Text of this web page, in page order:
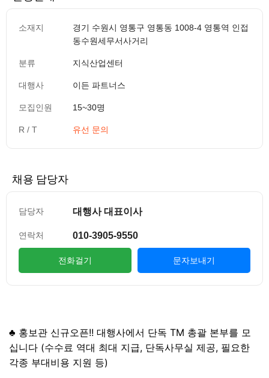
소재지
경기 수원시 영통구 영통동 1008-4 영통역 인접
동수원세무서사거리
분류 지식산업센터
대행사 이든 파트너스
모집인원 15~30명
R / T 유선 문의
채용 담당자
담당자 대행사 대표이사
연락처 010-3905-9550
전화걸기 문자보내기
본문
♣ 홍보관 신규오픈!! 대행사에서 단독 TM 총괄 본부를 모
십니다 (수수료 역대 최대 지급, 단독사무실 제공, 필요한
각종 부대비용 지원 등)